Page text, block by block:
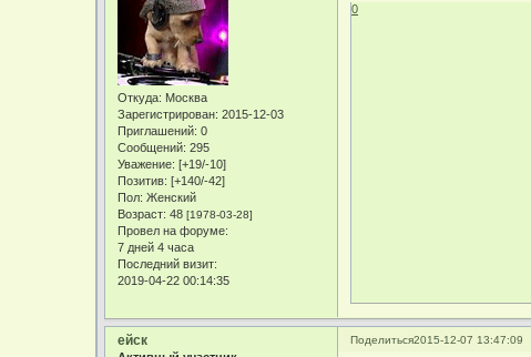
Откуда: Москва
Зарегистрирован: 2015-12-03
Приглашений: 0
Сообщений: 295
Уважение: [+19/-10]
Позитив: [+140/-42]
Пол: Женский
Возраст: 48[1978-03-28]
Провел на форуме:
7 дней 4 часа
Последний визит:
2019-04-22 00:14:35
0
Поделиться2015-12-07 13:47:09
ейск